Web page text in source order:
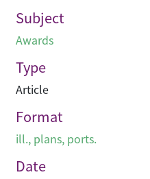
Subject
Awards
Type
Article
Format
ill., plans, ports.
Date